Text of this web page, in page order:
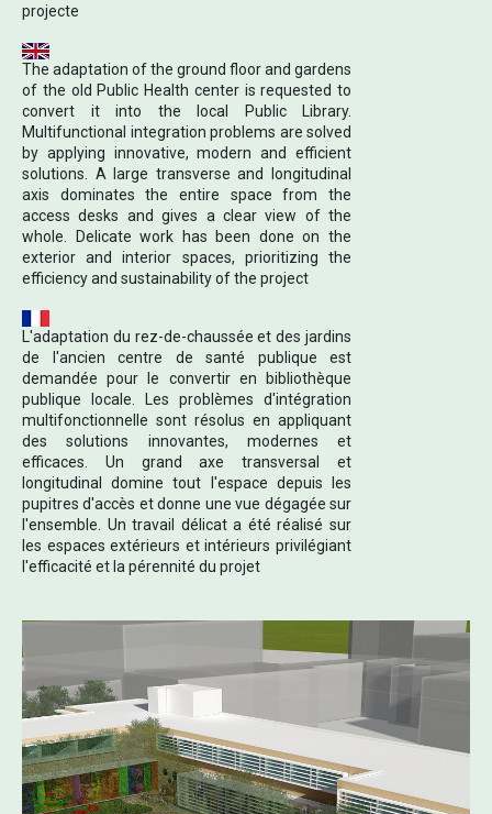
projecte
The adaptation of the ground floor and gardens
of the old Public Health center is requested to
convert it into the local Public Library.
Multifunctional integration problems are solved
by applying innovative, modern and efficient
solutions. A large transverse and longitudinal
axis dominates the entire space from the
access desks and gives a clear view of the
whole. Delicate work has been done on the
exterior and interior spaces, prioritizing the
efficiency and sustainability of the project
L'adaptation du rez-de-chaussée et des jardins
de l'ancien centre de santé publique est
demandée pour le convertir en bibliothèque
publique locale. Les problèmes d'intégration
multifonctionnelle sont résolus en appliquant
des solutions innovantes, modernes et
efficaces. Un grand axe transversal et
longitudinal domine tout l'espace depuis les
pupitres d'accès et donne une vue dégagée sur
l'ensemble. Un travail délicat a été réalisé sur
les espaces extérieurs et intérieurs privilégiant
l'efficacité et la pérennité du projet